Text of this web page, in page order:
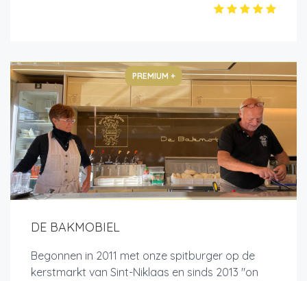
PREMIUM +
DE BAKMOBIEL
Begonnen in 2011 met onze spitburger op de
kerstmarkt van Sint-Niklaas en sinds 2013 "on